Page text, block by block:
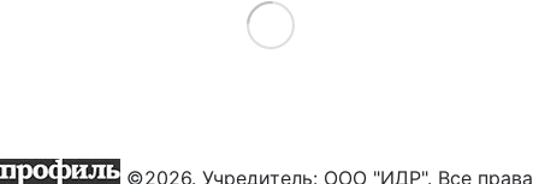
Load More
©2026. Учредитель: ООО "ИДР". Все права